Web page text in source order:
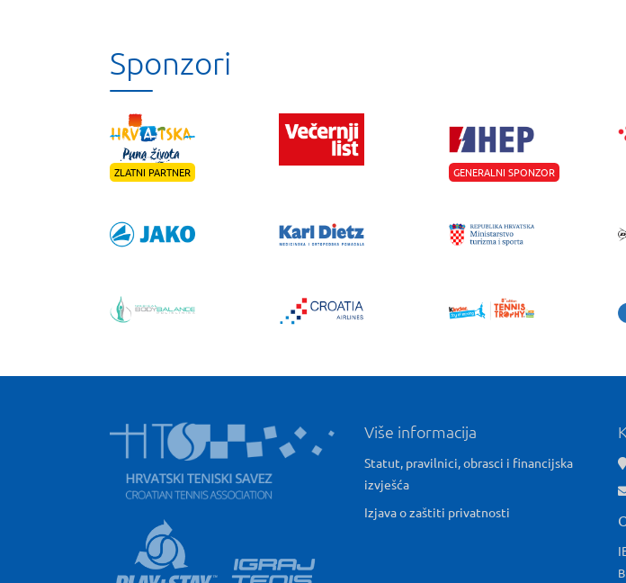
Sponzori
ZLATNI PARTNER GENERALNI SPONZOR
Više informacija
Statut, pravilnici, obrasci i financijska
izvješća
Izjava o zaštiti privatnosti